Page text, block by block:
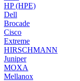
HP (HPE)
Dell
Brocade
Cisco
Extreme
HIRSCHMANN
Juniper
MOXA
Mellanox